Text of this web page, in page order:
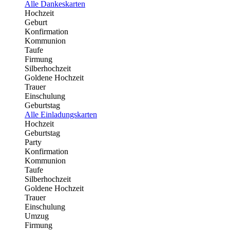
Alle Dankeskarten
Hochzeit
Geburt
Konfirmation
Kommunion
Taufe
Firmung
Silberhochzeit
Goldene Hochzeit
Trauer
Einschulung
Geburtstag
Alle Einladungskarten
Hochzeit
Geburtstag
Party
Konfirmation
Kommunion
Taufe
Silberhochzeit
Goldene Hochzeit
Trauer
Einschulung
Umzug
Firmung